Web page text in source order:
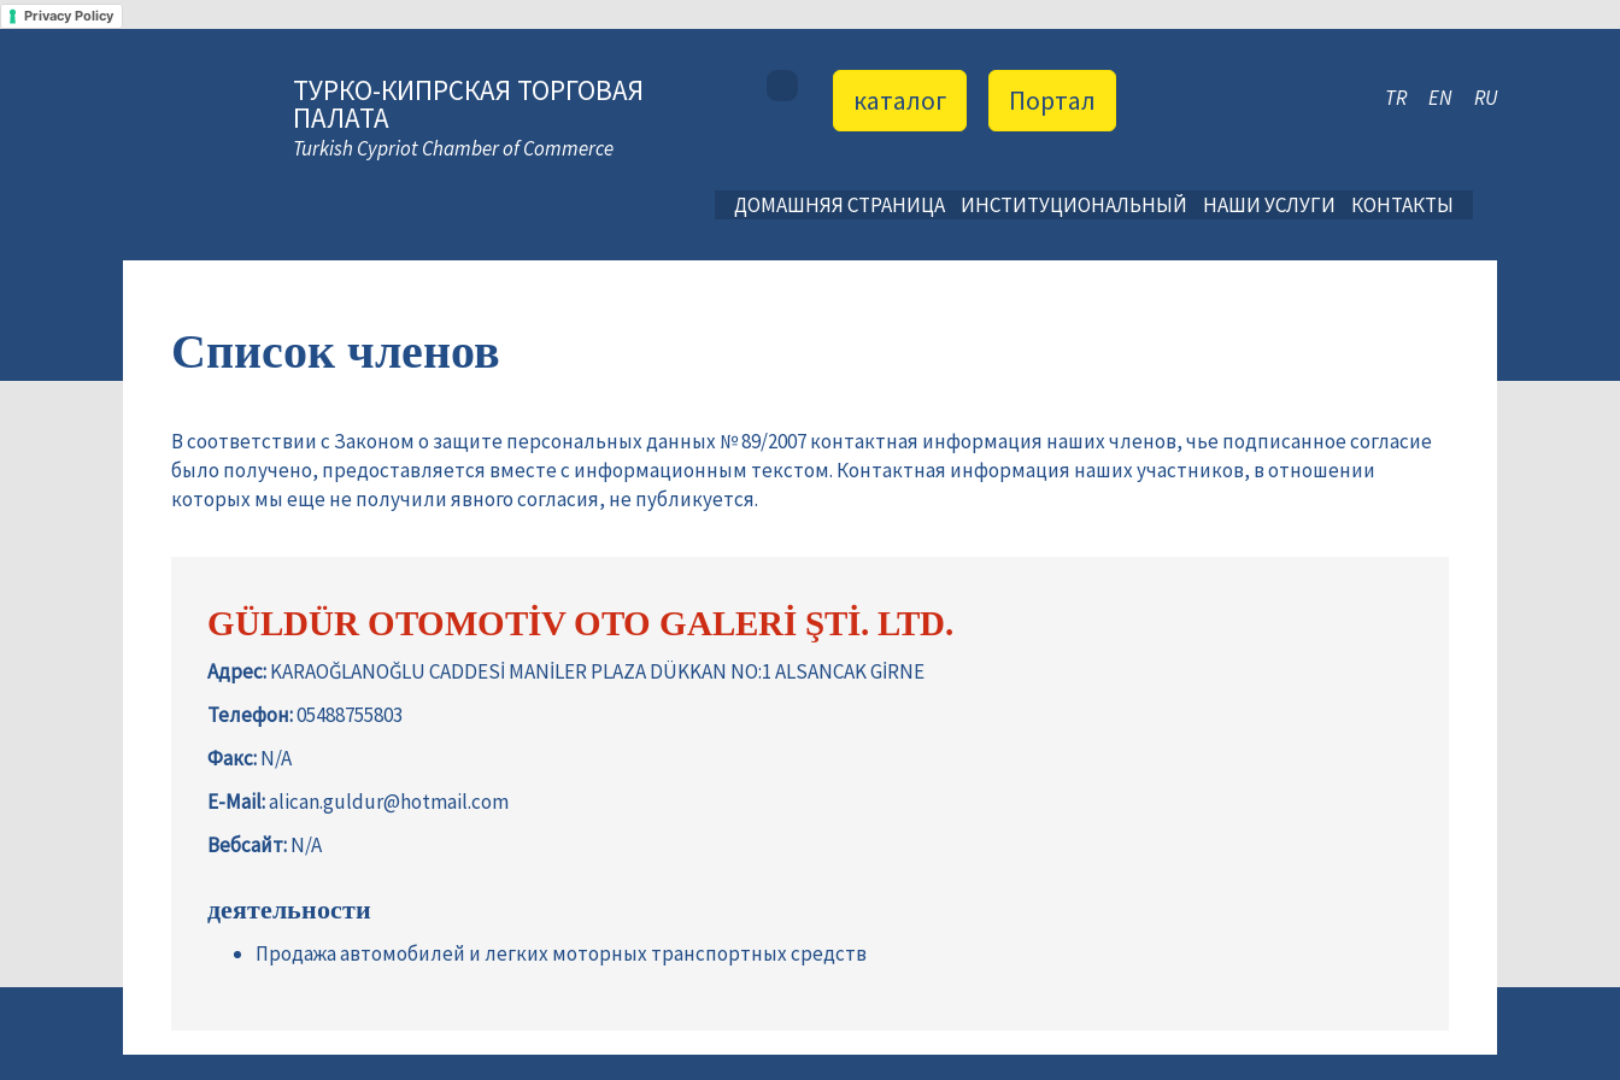
Privacy Policy
ТУРКО-КИПРСКАЯ ТОРГОВАЯ
ПАЛАТА
Turkish Cypriot Chamber of Commerce
TR EN RU
Портал
каталог
ДОМАШНЯЯ СТРАНИЦА ИНСТИТУЦИОНАЛЬНЫЙ НАШИ УСЛУГИ КОНТАКТЫ
Список членов
В соответствии с Законом о защите персональных данных № 89/2007 контактная информация наших членов, чье подписанное согласие
было получено, предоставляется вместе с информационным текстом. Контактная информация наших участников, в отношении
которых мы еще не получили явного согласия, не публикуется.
GÜLDÜR OTOMOTİV OTO GALERİ ŞTİ. LTD.
Адрес:KARAOĞLANOĞLU CADDESİ MANİLER PLAZA DÜKKAN NO:1 ALSANCAK GİRNE
Телефон:05488755803
Факс:N/A
E-Mail:alican.guldur@hotmail.com
Вебсайт:N/A
деятельности
Продажа автомобилей и легких моторных транспортных средств